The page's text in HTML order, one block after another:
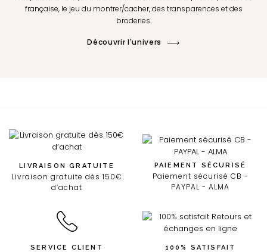
française, le jeu du montrer/cacher, des transparences et des
broderies.
Découvrir l'univers
LIVRAISON GRATUITE
Livraison gratuite dès 150€
d’achat
PAIEMENT SÉCURISÉ
Paiement sécurisé CB -
PAYPAL - ALMA
SERVICE CLIENT 100% SATISFAIT